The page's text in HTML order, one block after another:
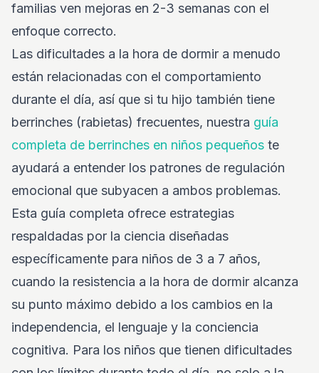
familias ven mejoras en 2-3 semanas con el
enfoque correcto.
Las dificultades a la hora de dormir a menudo
están relacionadas con el comportamiento
durante el día, así que si tu hijo también tiene
berrinches (rabietas) frecuentes, nuestra guía
completa de berrinches en niños pequeños te
ayudará a entender los patrones de regulación
emocional que subyacen a ambos problemas.
Esta guía completa ofrece estrategias
respaldadas por la ciencia diseñadas
específicamente para niños de 3 a 7 años,
cuando la resistencia a la hora de dormir alcanza
su punto máximo debido a los cambios en la
independencia, el lenguaje y la conciencia
cognitiva. Para los niños que tienen dificultades